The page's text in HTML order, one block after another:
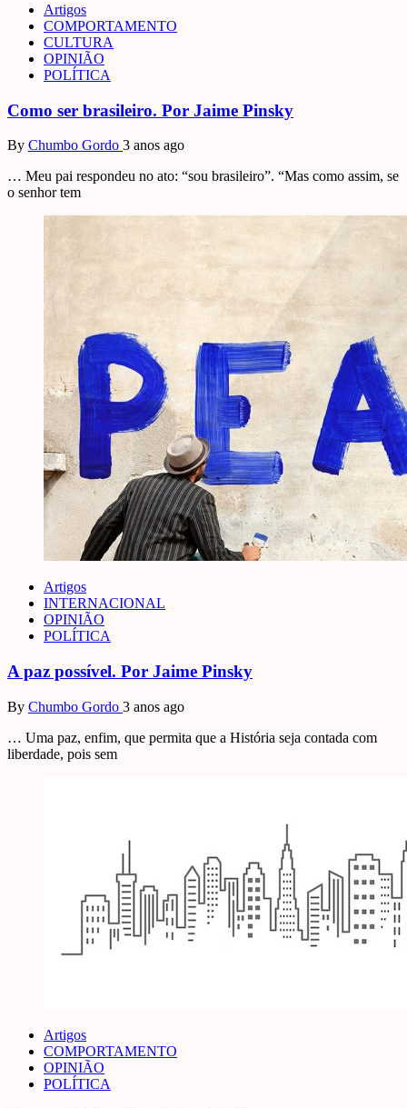
Artigos
COMPORTAMENTO
CULTURA
OPINIÃO
POLÍTICA
Como ser brasileiro. Por Jaime Pinsky
By Chumbo Gordo 3 anos ago
… Meu pai respondeu no ato: “sou brasileiro”. “Mas como assim, se
o senhor tem
Artigos
INTERNACIONAL
OPINIÃO
POLÍTICA
A paz possível. Por Jaime Pinsky
By Chumbo Gordo 3 anos ago
… Uma paz, enfim, que permita que a História seja contada com
liberdade, pois sem
Artigos
COMPORTAMENTO
OPINIÃO
POLÍTICA